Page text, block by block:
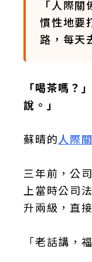
「人際
慣性地要
路，每天
「喝茶嗎？
說。」
蘇晴的人際
三年前，公
上當時公司
升兩級，直
「老話講，